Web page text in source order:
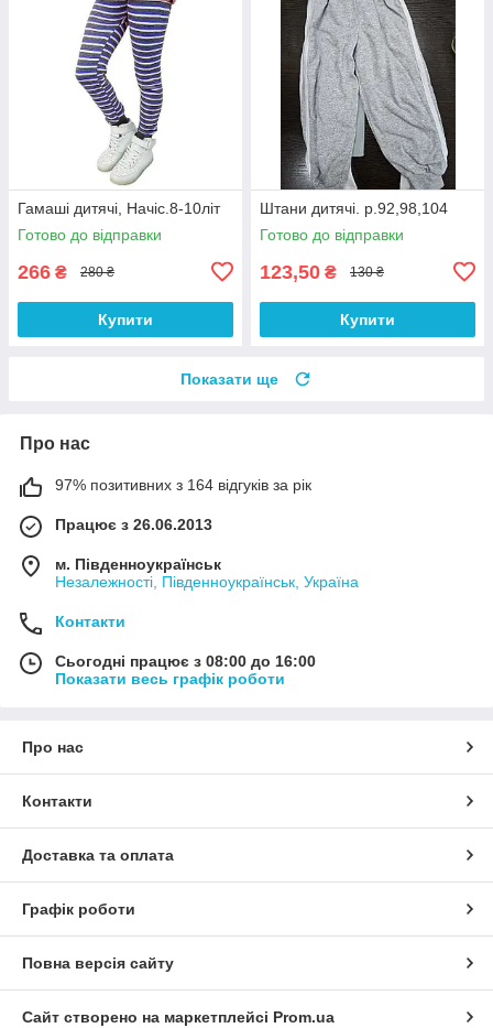
Гамаші дитячі, Начіс.8-10літ
Готово до відправки
266 ₴ 280 ₴
Купити
Штани дитячі. р.92,98,104
Готово до відправки
123,50 ₴ 130 ₴
Купити
Показати ще
Про нас
97% позитивних з 164 відгуків за рік
Працює з 26.06.2013
м. Південноукраїнськ
Незалежності, Південноукраїнськ, Україна
Контакти
Сьогодні працює з 08:00 до 16:00
Показати весь графік роботи
Про нас
Контакти
Доставка та оплата
Графік роботи
Повна версія сайту
Сайт створено на маркетплейсі Prom.ua